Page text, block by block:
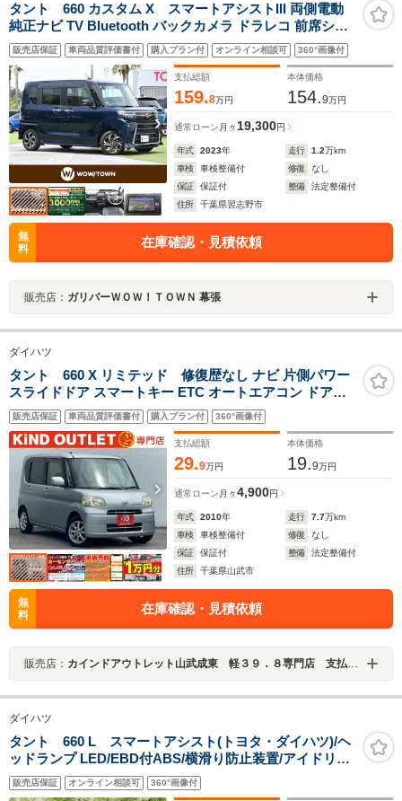
タント 660 カスタム X スマートアシストIII 両側電動
純正ナビ TV Bluetooth バックカメラ ドラレコ 前席シー
トヒーター ETC コーナーセンサー サイド/カーテンエア
バッグ
販売店保証 車両品質評価書付 購入プラン付 オンライン相談可 360°画像付
支払総額
159.8万円
本体価格
154.9万円
通常ローン 月々 19,300円
年式 2023年 走行 1.2万km
車検
車検整備付 修復
なし
保証
保証付 整備
法定整備付
住所
千葉県習志野市
無
料
在庫確認・見積依頼
販売店： ガリバーＷＯＷ！ＴＯＷＮ 幕張
ダイハツ
タント 660 X リミテッド 修復歴なし ナビ 片側パワー
スライドドア スマートキー ETC オートエアコン ドアバ
イザー プライバシーガラス ベンチシート 電動格納ミラー
ABS エアバック イモビライザー 整備保証付
販売店保証 車両品質評価書付 購入プラン付 360°画像付
支払総額
29.9万円
本体価格
19.9万円
通常ローン 月々4,900円
年式 2010年 走行 7.7万km
車検
車検整備付 修復
なし
保証
保証付 整備
法定整備付
住所
千葉県山武市
無
料
在庫確認・見積依頼
販売店： カインドアウトレット山武成東 軽３９．８専門店 支払総額表示 ワゴンＲ／ムーブ／タント／ルークス／Ｎ－ＢＯＸ
ダイハツ
タント 660 L スマートアシスト(トヨタ・ダイハツ)/ヘ
ッドランプ LED/EBD付ABS/横滑り防止装置/アイドリン
グストップ/禁煙車/エアバッグ 運転席/エアバッグ 助手席/
エアバッグ サイド
販売店保証 オンライン相談可 360°画像付